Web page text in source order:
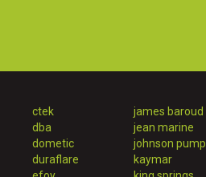
ctek
dba
dometic
duraflare
james baroud
jean marine
johnson pump
kaymar